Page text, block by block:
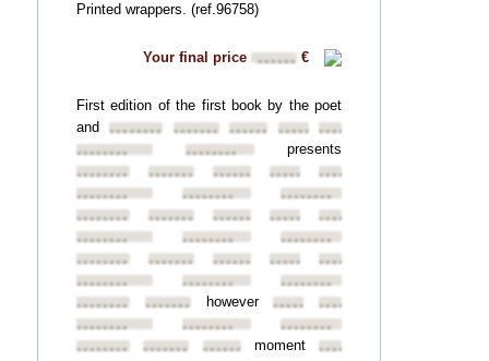
Printed wrappers. (ref.96758)
Your final price •••••• €
First edition of the first book by the poet
and•••••••• •••••••• ••••••••••••••••••••••••
••••••••
••••••••
presents
••••••••
•••••••• •••••••• ••••••••••••••••
••••••••
••••••••
••••••••
••••••••
•••••••• •••••••• ••••••••••••••••
••••••••
••••••••
••••••••
••••••••
•••••••• •••••••• ••••••••••••••••
••••••••
••••••••
••••••••
••••••••
•••••••• however••••••••••••••••
••••••••
••••••••
••••••••
••••••••
•••••••• ••••••••moment ••••••••